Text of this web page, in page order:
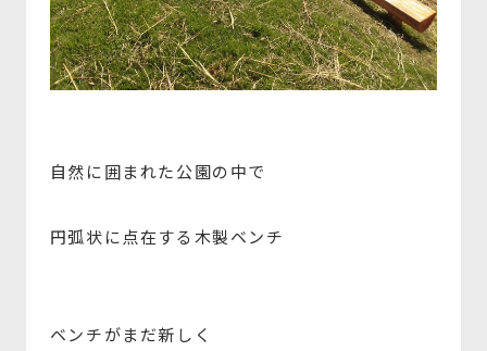
自然に囲まれた公園の中で
円弧状に点在する木製ベンチ
ベンチがまだ新しく